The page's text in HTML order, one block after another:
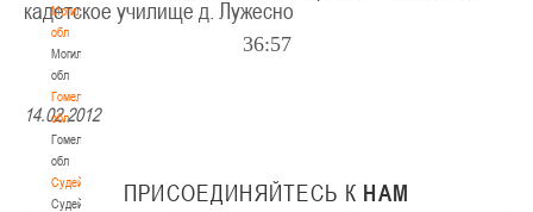
Могилевская
обл
Могилевская
обл
Гомельская
обл
Гомельская
обл
Судейство
Судейство
кадетское училище д. Лужесно
36:57
14.02.2012
ПРИСОЕДИНЯЙТЕСЬ К НАМ